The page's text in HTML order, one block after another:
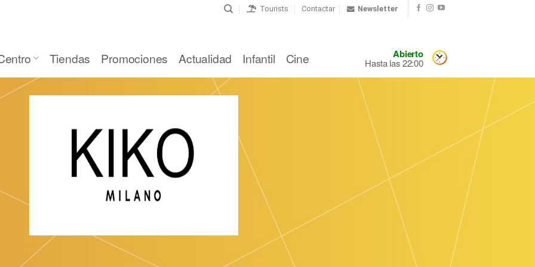
Tourists Contactar Newsletter
Tiendas Promociones Actualidad Infantil Cine Abierto
Hasta las 22:00